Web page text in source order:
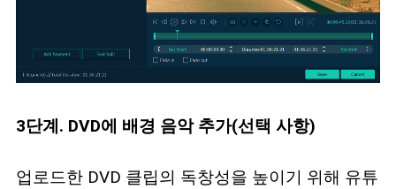
3단계. DVD에 배경 음악 추가(선택 사항)
업로드한 DVD 클립의 독창성을 높이기 위해 유튜